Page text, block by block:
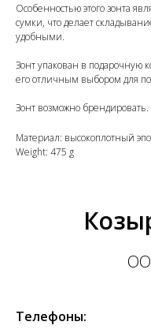
Особенностью этого зонта
сумки, что делает
удобными.
Зонт упакован в подарочную
его отличным выбором для
Зонт возможно брендировать.
Материал: высокоплотный
Weight: 475 g
Телефоны: